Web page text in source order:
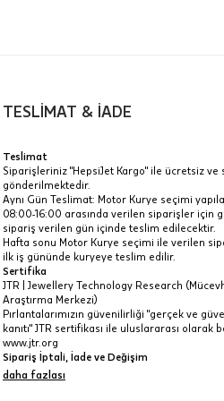
ancak
Taksit Toplamı
22.045 ₺
22.045 ₺
TESLİMAT & İADE
Teslimat
Siparişleriniz "HepsiJet Kargo" ile ücretsiz ve
gönderilmektedir.
Aynı Gün Teslimat: Motor Kurye seçimi
08:00-16:00 arasında verilen siparişler için
sipariş verilen gün içinde teslim edilecektir.
Hafta sonu Motor Kurye seçimi ile verilen
ilk iş gününde kuryeye teslim edilir.
Sertifika
JTR | Jewellery Technology Research
Araştırma Merkezi)
Pırlantalarımızın güvenilirliği "gerçek ve
kanıtı" JTR sertifikası ile uluslararası olarak
www.jtr.org
Sipariş İptali, İade ve Değişim
İptal: Kargoya verilmeyen veya faturası
daha fazlası